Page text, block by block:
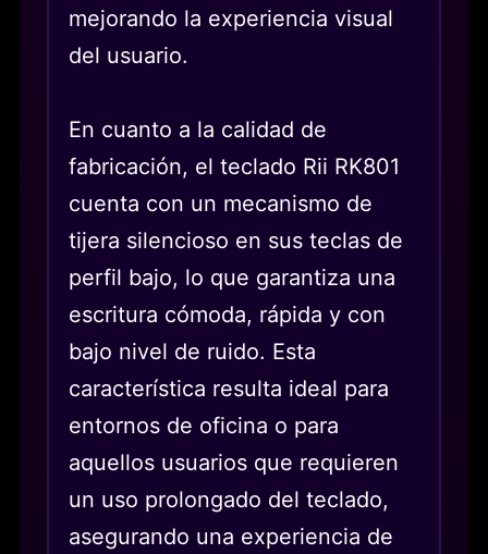
mejorando la experiencia visual
del usuario.
En cuanto a la calidad de
fabricación, el teclado Rii RK801
cuenta con un mecanismo de
tijera silencioso en sus teclas de
perfil bajo, lo que garantiza una
escritura cómoda, rápida y con
bajo nivel de ruido. Esta
característica resulta ideal para
entornos de oficina o para
aquellos usuarios que requieren
un uso prolongado del teclado,
asegurando una experiencia de